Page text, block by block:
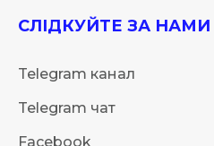
СЛІДКУЙТЕ ЗА НАМИ
Telegram канал
Telegram чат
Facebook